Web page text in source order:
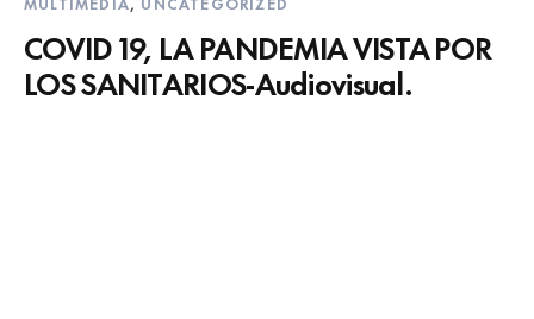
COVID 19, LA PANDEMIA VISTA POR
LOS SANITARIOS-Audiovisual.